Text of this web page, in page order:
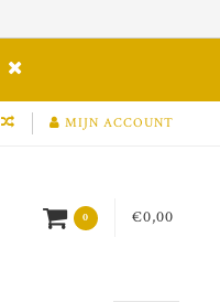
MIJN ACCOUNT
0 €0,00